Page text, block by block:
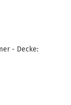
- Decke: